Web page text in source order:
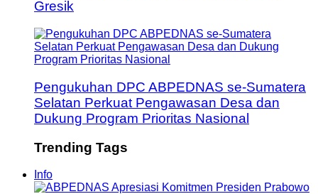
Gresik
Pengukuhan DPC ABPEDNAS se-Sumatera
Selatan Perkuat Pengawasan Desa dan
Dukung Program Prioritas Nasional
Trending Tags
Info